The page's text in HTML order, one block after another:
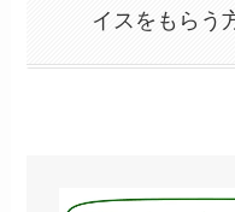
イスをもらう